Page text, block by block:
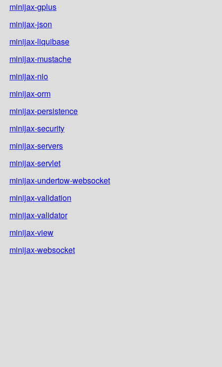
minijax-gplus
minijax-json
minijax-liquibase
minijax-mustache
minijax-nio
minijax-orm
minijax-persistence
minijax-security
minijax-servers
minijax-servlet
minijax-undertow-websocket
minijax-validation
minijax-validator
minijax-view
minijax-websocket